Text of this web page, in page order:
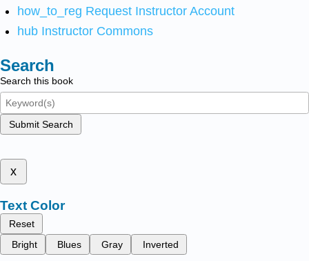
how_to_reg Request Instructor Account
hub Instructor Commons
Search
Search this book
Submit Search
x
Text Color
Reset
Bright
Blues Gray Inverted